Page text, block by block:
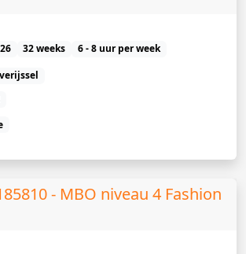
32 weeks
6 - 8 uur per week
- MBO niveau 4 Fashion